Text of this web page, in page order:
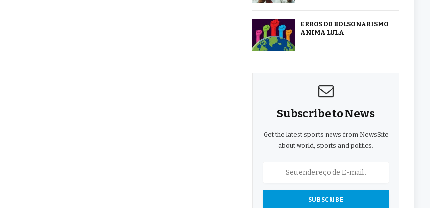
ERROS DO BOLSONARISMO
ANIMA LULA
Subscribe to News
Get the latest sports news from NewsSite
about world, sports and politics.